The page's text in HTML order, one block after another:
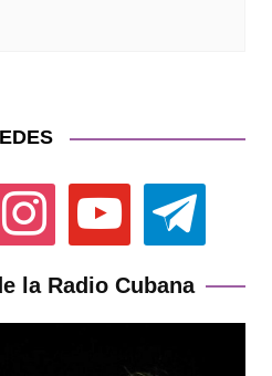
instagram youtube telegram
la Radio Cubana